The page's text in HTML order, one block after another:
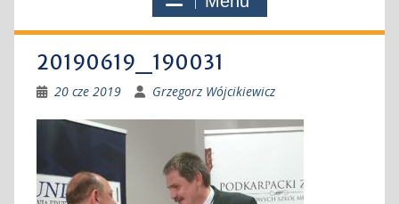
20190619_190031
20 cze 2019 Grzegorz Wójcikiewicz